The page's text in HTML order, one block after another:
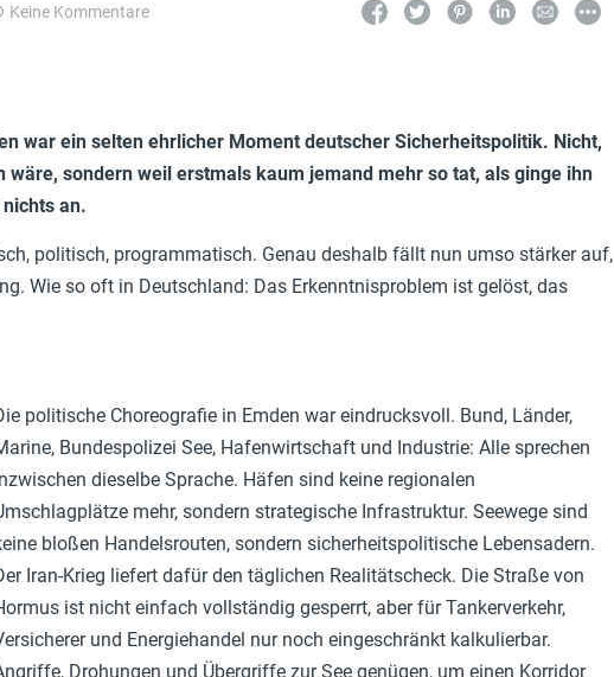
Keine Kommentare
war ein selten ehrlicher Moment deutscher Sicherheitspolitik. Nicht,
sondern weil erstmals kaum jemand mehr so tat, als ginge ihn
an.
politisch, programmatisch. Genau deshalb fällt nun umso stärker auf,
Wie so oft in Deutschland: Das Erkenntnisproblem ist gelöst, das
politische Choreografie in Emden war eindrucksvoll. Bund, Länder,
Bundespolizei See, Hafenwirtschaft und Industrie: Alle sprechen
dieselbe Sprache. Häfen sind keine regionalen
mehr, sondern strategische Infrastruktur. Seewege sind
bloßen Handelsrouten, sondern sicherheitspolitische Lebensadern.
Iran-Krieg liefert dafür den täglichen Realitätscheck. Die Straße von
ist nicht einfach vollständig gesperrt, aber für Tankerverkehr,
und Energiehandel nur noch eingeschränkt kalkulierbar.
Drohungen und Übergriffe zur See genügen, um einen Korridor